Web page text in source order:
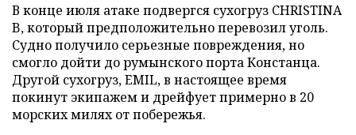
В конце июля атаке подвергся сухогруз CHRISTINA
B, который предположительно перевозил уголь.
Судно получило серьезные повреждения, но
смогло дойти до румынского порта Констанца.
Другой сухогруз, EMIL, в настоящее время
покинут экипажем и дрейфует примерно в 20
морских милях от побережья.